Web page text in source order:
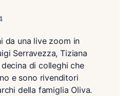
da una live zoom in
Serravezza, Tiziana
di colleghi che
e sono rivenditori
della famiglia Oliva.